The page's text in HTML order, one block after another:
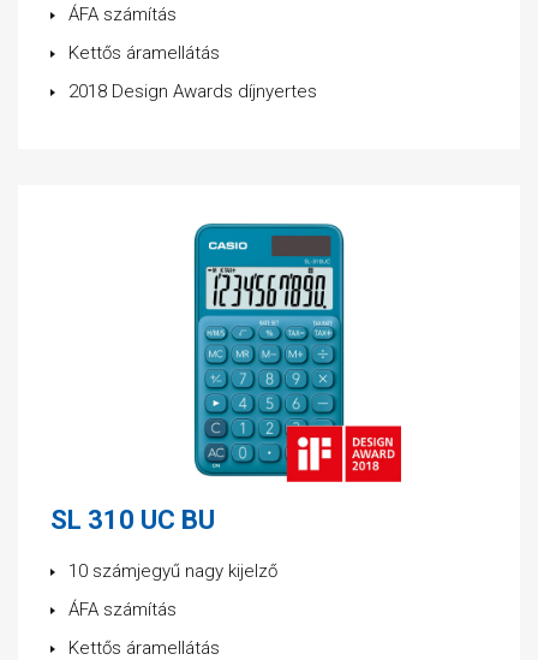
ÁFA számítás
Kettős áramellátás
2018 Design Awards díjnyertes
SL 310 UC BU
10 számjegyű nagy kijelző
ÁFA számítás
Kettős áramellátás